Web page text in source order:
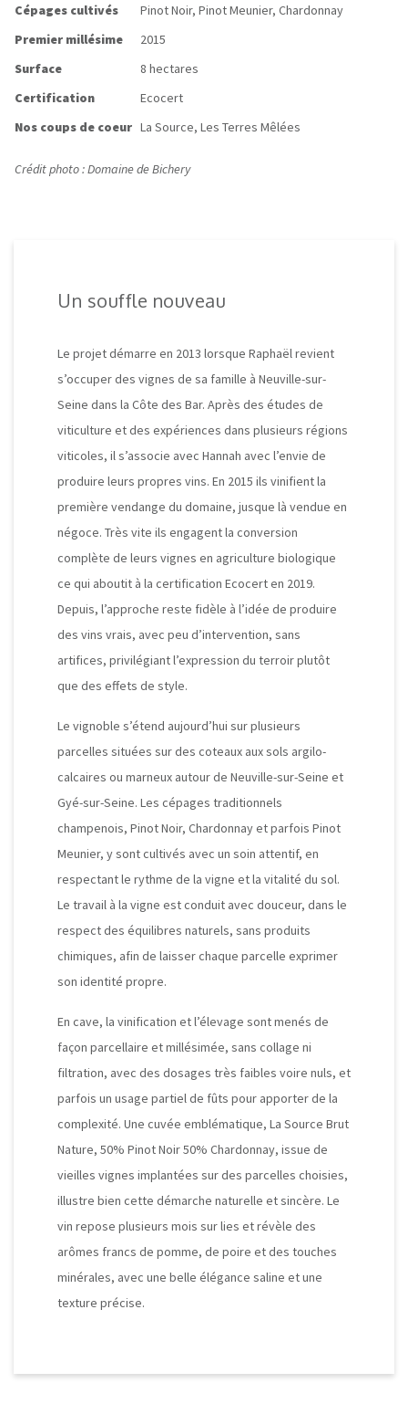
Cépages cultivés
Pinot Noir, Pinot Meunier, Chardonnay
Premier millésime
2015
Surface
8 hectares
Certification
Ecocert
Nos coups de coeur La Source, Les Terres Mêlées
Crédit photo : Domaine de Bichery
Un souffle nouveau
Le projet démarre en 2013 lorsque Raphaël revient
s’occuper des vignes de sa famille à Neuville-sur-
Seine dans la Côte des Bar. Après des études de
viticulture et des expériences dans plusieurs régions
viticoles, il s’associe avec Hannah avec l’envie de
produire leurs propres vins. En 2015 ils vinifient la
première vendange du domaine, jusque là vendue en
négoce. Très vite ils engagent la conversion
complète de leurs vignes en agriculture biologique
ce qui aboutit à la certification Ecocert en 2019.
Depuis, l’approche reste fidèle à l’idée de produire
des vins vrais, avec peu d’intervention, sans
artifices, privilégiant l’expression du terroir plutôt
que des effets de style.
Le vignoble s’étend aujourd’hui sur plusieurs
parcelles situées sur des coteaux aux sols argilo-
calcaires ou marneux autour de Neuville-sur-Seine et
Gyé-sur-Seine. Les cépages traditionnels
champenois, Pinot Noir, Chardonnay et parfois Pinot
Meunier, y sont cultivés avec un soin attentif, en
respectant le rythme de la vigne et la vitalité du sol.
Le travail à la vigne est conduit avec douceur, dans le
respect des équilibres naturels, sans produits
chimiques, afin de laisser chaque parcelle exprimer
son identité propre.
En cave, la vinification et l’élevage sont menés de
façon parcellaire et millésimée, sans collage ni
filtration, avec des dosages très faibles voire nuls, et
parfois un usage partiel de fûts pour apporter de la
complexité. Une cuvée emblématique, La Source Brut
Nature, 50% Pinot Noir 50% Chardonnay, issue de
vieilles vignes implantées sur des parcelles choisies,
illustre bien cette démarche naturelle et sincère. Le
vin repose plusieurs mois sur lies et révèle des
arômes francs de pomme, de poire et des touches
minérales, avec une belle élégance saline et une
texture précise.